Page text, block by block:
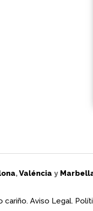
,Valéncia y
cariño. Aviso Legal.